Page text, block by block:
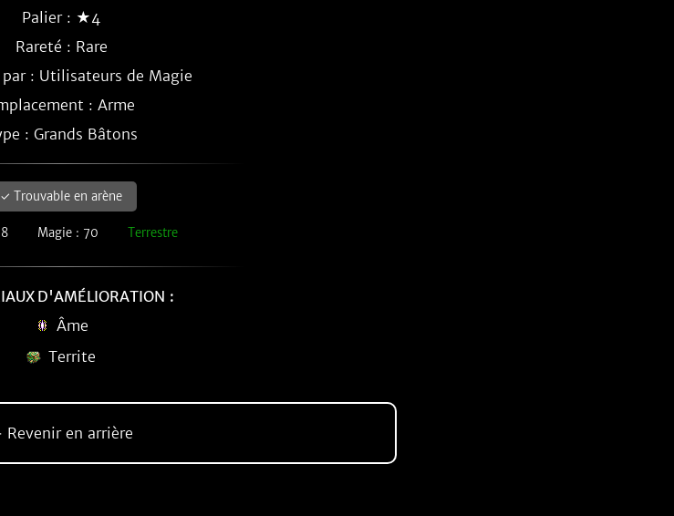
Palier : ★4
Rareté : Rare
: Utilisateurs de Magie
: Arme
: Grands Bâtons
✓ Trouvable en arène
Magie : 70 Terrestre
D'AMÉLIORATION :
Âme
Territe
Revenir en arrière